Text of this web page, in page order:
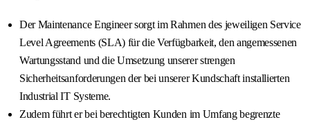
Der Maintenance Engineer sorgt im Rahmen des jeweiligen Service
Level Agreements (SLA) für die Verfügbarkeit, den angemessenen
Wartungsstand und die Umsetzung unserer strengen
Sicherheitsanforderungen der bei unserer Kundschaft installierten
Industrial IT Systeme.
Zudem führt er bei berechtigten Kunden im Umfang begrenzte